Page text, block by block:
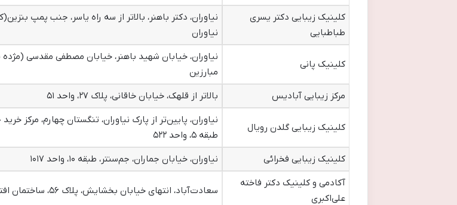
کلینیک زیبایی دکتر یسری
طباطبایی
نیاوران، دکتر باهنر، بالاتر از سه راه یاسر، جنب پمپ
نیاوران
کلینیک پانی
نیاوران، خیابان شهید باهنر، خیابان مصطفی مقدسی
مبارزین
مرکز زیبایی آبادیس بالاتر از قلهک، خیابان خاقانی، پلاک ۲۷، واحد ۵۱
کلینیک زیبایی گلدن رویال
طبقه ۵، واحد ۵۲۲
کلینیک زیبایی فخرائی نیاوران، خیابان جماران، جم‌سنتر، طبقه ۱۰، واحد ۱۰۱۷
آکادمی و کلینیک دکتر فاخته
علی‌اکبری
سعادت‌آباد، انتهای خیابان بخشایش، پلاک ۵۶، ساختمان افتخار، واحد ۵۰۱